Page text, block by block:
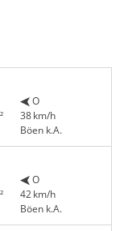
O
38 km/h
Böen k.A.
O
42 km/h
Böen k.A.